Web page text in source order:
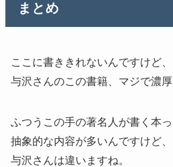
まとめ
ここに書ききれないんですけど、
与沢さんのこの書籍、マジで濃厚
ふつうこの手の著名人が書く本っ
抽象的な内容が多いんですけど、
与沢さんは違いますね。